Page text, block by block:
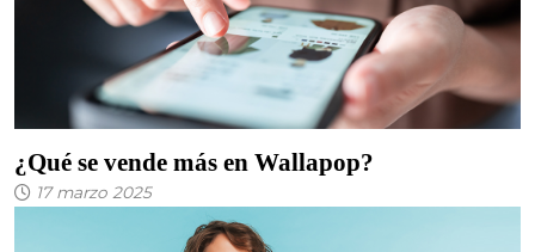
¿Qué se vende más en Wallapop?
17 marzo 2025